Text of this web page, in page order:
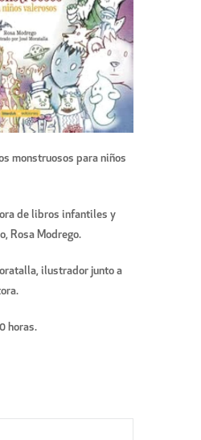
monstruosos para niños
de libros infantiles y
Rosa Modrego.
ilustrador junto a
horas.